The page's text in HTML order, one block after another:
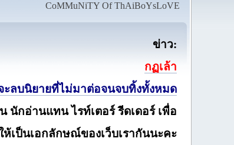
CoMMuNiTY Of ThAiBoYsLoVE
ข่าว:
กฏเล้า
จะลบนิยายที่ไม่มาต่อจนจบทิ้งทั้งหมด
นักอ่านแทน ไรท์เตอร์ รีดเดอร์ เพื่อ
ห้เป็นเอกลักษณ์ของเว็บเรากันนะคะ